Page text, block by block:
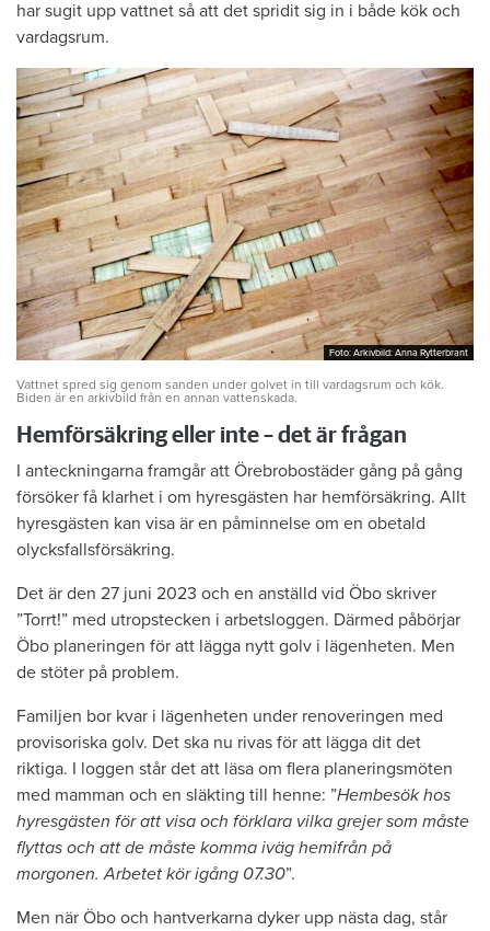
har sugit upp vattnet så att det spridit sig in i både kök och
vardagsrum.
Foto: Arkivbild: Anna Rytterbrant
Foto: Arkivbild: Anna Rytterbrant
Vattnet spred sig genom sanden under golvet in till vardagsrum och kök.
Biden är en arkivbild från en annan vattenskada.
Hemförsäkring eller inte – det är frågan
I anteckningarna framgår att Örebrobostäder gång på gång
försöker få klarhet i om hyresgästen har hemförsäkring. Allt
hyresgästen kan visa är en påminnelse om en obetald
olycksfallsförsäkring.
Det är den 27 juni 2023 och en anställd vid Öbo skriver
”Torrt!” med utropstecken i arbetsloggen. Därmed påbörjar
Öbo planeringen för att lägga nytt golv i lägenheten. Men
de stöter på problem.
Familjen bor kvar i lägenheten under renoveringen med
provisoriska golv. Det ska nu rivas för att lägga dit det
riktiga. I loggen står det att läsa om flera planeringsmöten
med mamman och en släkting till henne: ”Hembesök hos
hyresgästen för att visa och förklara vilka grejer som måste
flyttas och att de måste komma iväg hemifrån på
morgonen. Arbetet kör igång 07.30”.
Men när Öbo och hantverkarna dyker upp nästa dag, står